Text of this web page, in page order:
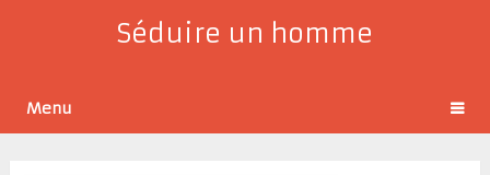
Séduire un homme
Menu